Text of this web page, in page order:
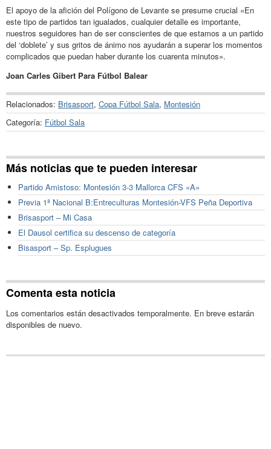
El apoyo de la afición del Polígono de Levante se presume crucial «En
este tipo de partidos tan igualados, cualquier detalle es importante,
nuestros seguidores han de ser conscientes de que estamos a un partido
del ‘doblete’ y sus gritos de ánimo nos ayudarán a superar los momentos
complicados que puedan haber durante los cuarenta minutos».
Joan Carles Gibert Para Fútbol Balear
Relacionados: Brisasport, Copa Fútbol Sala, Montesión
Categoría: Fútbol Sala
Más noticias que te pueden interesar
Partido Amistoso: Montesión 3-3 Mallorca CFS «A»
Previa 1ª Nacional B:Entreculturas Montesión-VFS Peña Deportiva
Brisasport – Mi Casa
El Dausol certifica su descenso de categoría
Bisasport – Sp. Esplugues
Comenta esta noticia
Los comentarios están desactivados temporalmente. En breve estarán
disponibles de nuevo.